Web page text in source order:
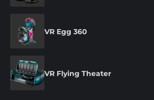
VR Egg 360
VR Flying Theater